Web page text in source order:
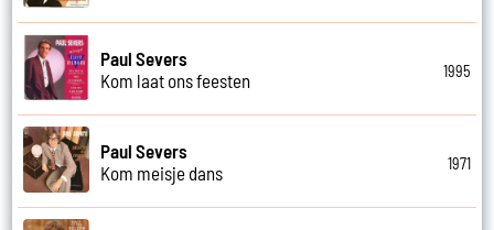
Paul Severs
Kom laat ons feesten
1995
Paul Severs
Kom meisje dans
1971